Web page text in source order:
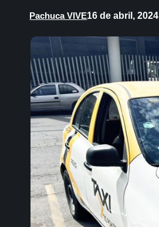
Pachuca VIVE16 de abril, 2024